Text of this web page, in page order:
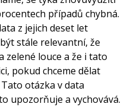
případů chybná.
z jejich deset let
stále relevantní, že
zelené louce a že i tato
pokud chceme dělat
otázka v data
upozorňuje a vychovává.